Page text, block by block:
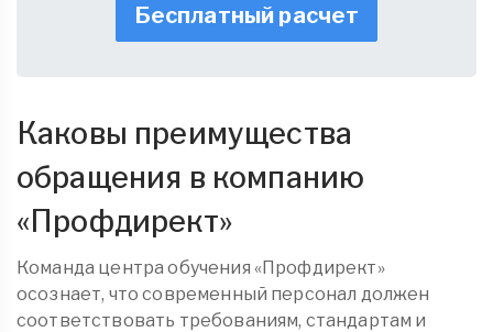
Бесплатный расчет
Каковы преимущества
обращения в компанию
«Профдирект»
Команда центра обучения «Профдирект»
осознает, что современный персонал должен
соответствовать требованиям, стандартам и